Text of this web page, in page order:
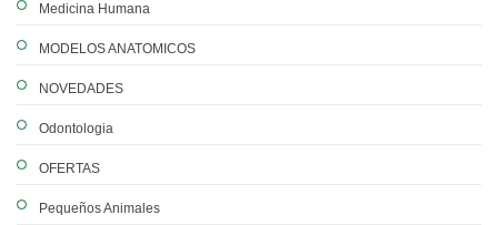
Medicina Humana
MODELOS ANATOMICOS
NOVEDADES
Odontologia
OFERTAS
Pequeños Animales